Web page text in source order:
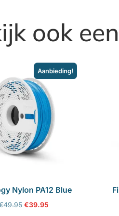
ook
Aanbieding!
Nylon PA12 Blue
49.95 €39.95